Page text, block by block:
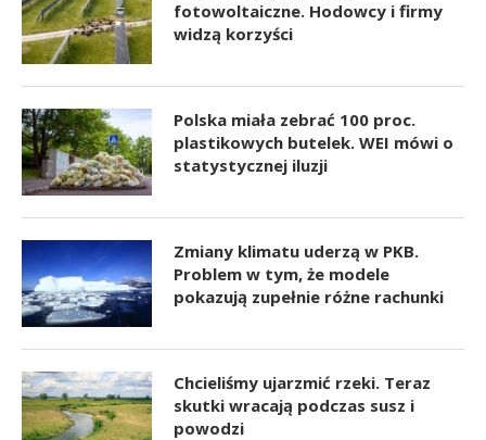
fotowoltaiczne. Hodowcy i firmy
widzą korzyści
Polska miała zebrać 100 proc.
plastikowych butelek. WEI mówi o
statystycznej iluzji
Zmiany klimatu uderzą w PKB.
Problem w tym, że modele
pokazują zupełnie różne rachunki
Chcieliśmy ujarzmić rzeki. Teraz
skutki wracają podczas susz i
powodzi